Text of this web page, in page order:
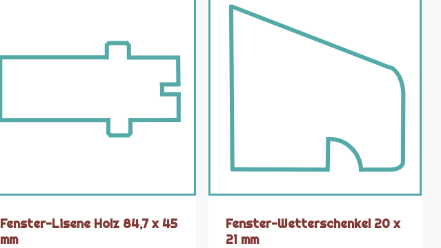
Fenster-Lisene Holz 84,7 x 45
mm
Fenster-Wetterschenkel 20 x
21 mm